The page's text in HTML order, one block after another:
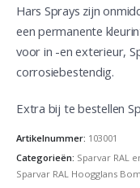
Hars Sprays zijn
een permanente
voor in -en exterieur,
corrosiebestendig.
Extra bij te bestellen
Artikelnummer: 103001
Categorieën: Sparvar RAL
Sparvar RAL Hoogglans